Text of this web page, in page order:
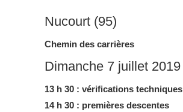
Nucourt (95)
Chemin des carrières
Dimanche 7 juillet 2019
13 h 30 : vérifications techniques
14 h 30 : premières descentes